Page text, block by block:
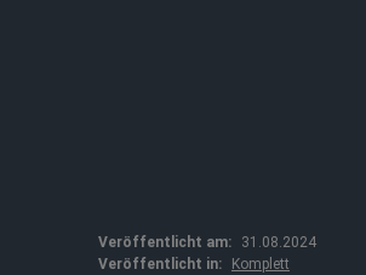
Veröffentlicht am:
31.08.2024
Veröffentlicht in:
Komplett